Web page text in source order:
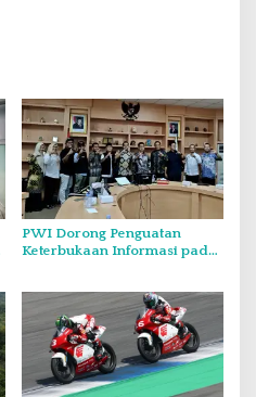
PWI Dorong Penguatan
Keterbukaan Informasi pada